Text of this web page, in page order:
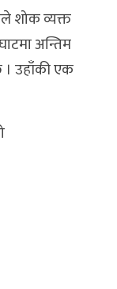
शोक व्यक्त
अन्तिम
। उहाँकी एक